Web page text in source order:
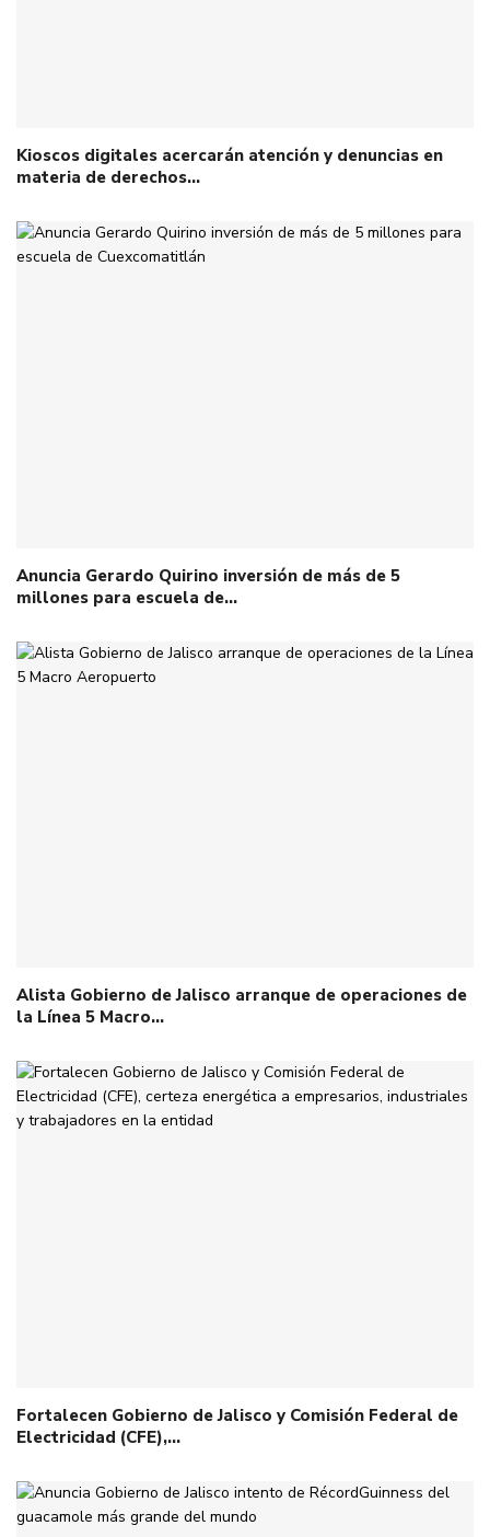
Kioscos digitales acercarán atención y denuncias en
materia de derechos…
Anuncia Gerardo Quirino inversión de más de 5
millones para escuela de…
Alista Gobierno de Jalisco arranque de operaciones de
la Línea 5 Macro…
Fortalecen Gobierno de Jalisco y Comisión Federal de
Electricidad (CFE),…